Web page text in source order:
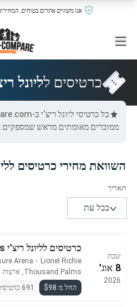
אנו משווים אתרים בטוחים,
כרטיסים לליונל
ממוכרים מאומתים מראש שמספקים
השוואת מחירי כרטיסים
שבת
8 אוג'
2026
כרטיסים לליונל ריצ'י Thousand Palms
Lionel Richie
・
Arena
Thousand Palms, ארצות הברית
החל מ $98
691 כרטיסים זמינים